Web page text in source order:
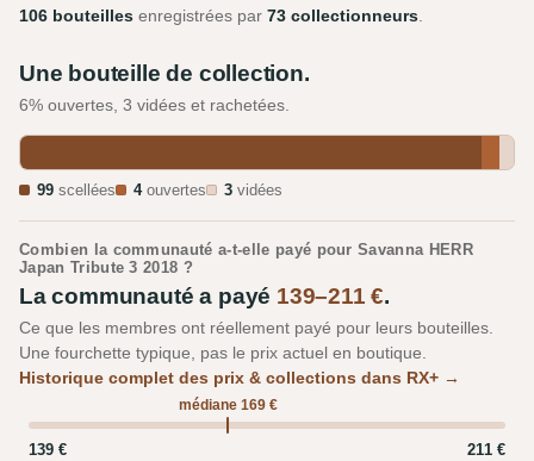
106 bouteilles enregistrées par 73 collectionneurs.
Une bouteille de collection.
6% ouvertes, 3 vidées et rachetées.
99 scellées 4ouvertes 3 vidées
Combien la communauté a-t-elle payé pour Savanna HERR
Japan Tribute 3 2018 ?
La communauté a payé 139–211 €.
Ce que les membres ont réellement payé pour leurs bouteilles.
Une fourchette typique, pas le prix actuel en boutique.
Historique complet des prix & collections dans RX+ →
médiane 169 €
139 € 211 €